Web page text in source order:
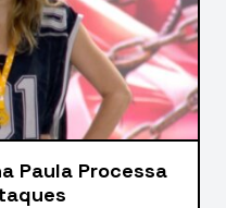
Paula Processa